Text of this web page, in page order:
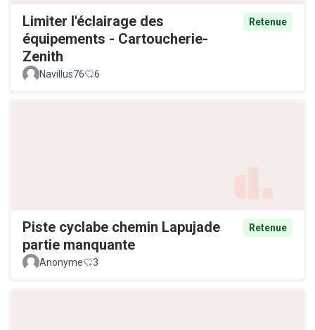
Limiter l'éclairage des
équipements - Cartoucherie-
Zenith
Retenue
Navillus76 6
Piste cyclabe chemin Lapujade
partie manquante
Retenue
Anonyme 3